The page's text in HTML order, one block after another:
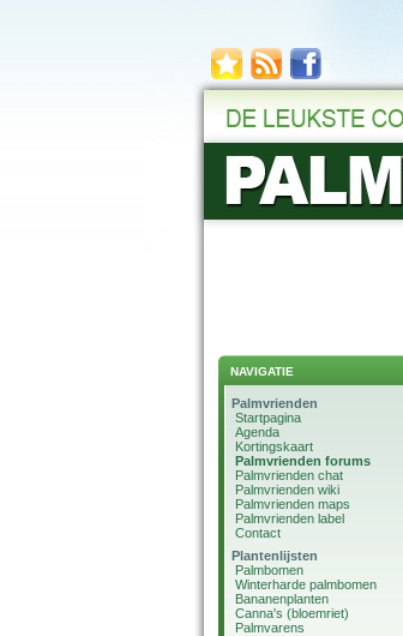
NAVIGATIE
Palmvrienden
Startpagina
Agenda
Kortingskaart
Palmvrienden forums
Palmvrienden chat
Palmvrienden wiki
Palmvrienden maps
Palmvrienden label
Contact
Plantenlijsten
Palmbomen
Winterharde palmbomen
Bananenplanten
Canna's (bloemriet)
Palmvarens